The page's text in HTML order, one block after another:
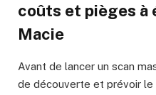
coûts et pièges à
Macie
Avant de lancer un scan
de découverte et prévoir le